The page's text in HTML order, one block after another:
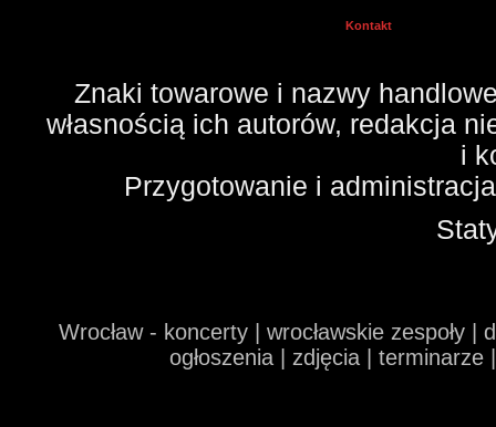
Kontakt
Znaki towarowe i nazwy
własnością ich autorów, redakcja
i
Przygotowanie i
Wrocław - koncerty | wrocławskie zespoły
ogłoszenia | zdjęcia |